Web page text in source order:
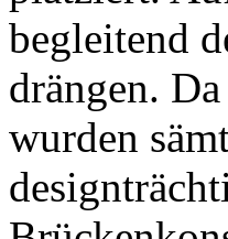
begleitend
drängen.
wurden